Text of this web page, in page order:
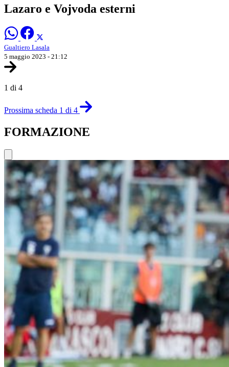
Lazaro e Vojvoda esterni
Gualtiero Lasala
5 maggio 2023 - 21:12
1 di 4
Prossima scheda 1 di 4
FORMAZIONE